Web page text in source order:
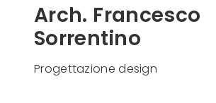
Arch. Francesco
Sorrentino
Progettazione design